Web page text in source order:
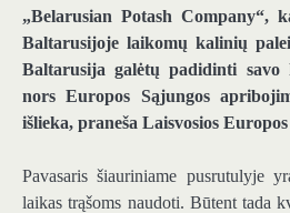
„Belarusian Potash Company“,
Baltarusijoje laikomų kalinių
Baltarusija galėtų padidinti savo
nors Europos Sąjungos
išlieka, praneša Laisvosios
Pavasaris šiauriniame pusrutulyje
laikas trąšoms naudoti. Būtent tada